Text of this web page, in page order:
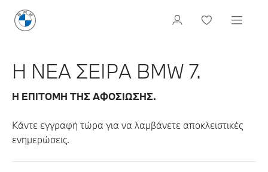
Η ΝΕΑ ΣΕΙΡΑ BMW 7.
Η ΕΠΙΤΟΜΗ ΤΗΣ ΑΦΟΣΙΩΣΗΣ.
Κάντε εγγραφή τώρα για να λαμβάνετε αποκλειστικές
ενημερώσεις.